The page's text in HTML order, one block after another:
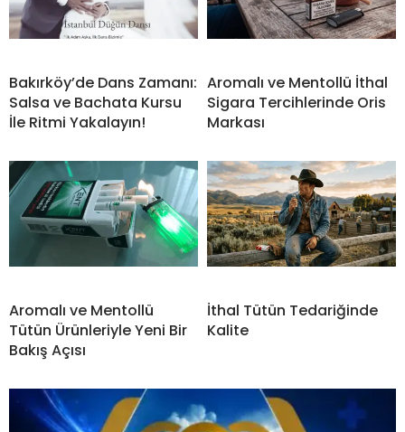
Bakırköy’de Dans Zamanı:
Salsa ve Bachata Kursu
İle Ritmi Yakalayın!
Aromalı ve Mentollü İthal
Sigara Tercihlerinde Oris
Markası
Aromalı ve Mentollü
Tütün Ürünleriyle Yeni Bir
Bakış Açısı
İthal Tütün Tedariğinde
Kalite